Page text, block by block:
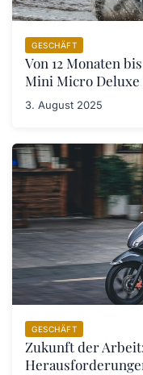
GESCHÄFT
Von 12 Monaten
Mini Micro
3. August 2025
GESCHÄFT
Zukunft der